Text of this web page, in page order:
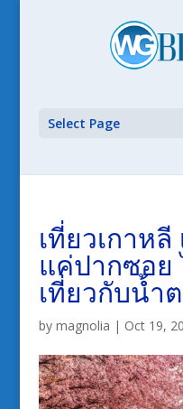
Select Page
เที่ยวเกาห
แค่ปากซอย
เที่ยวกับน้ำ
by magnolia | Oct 19,